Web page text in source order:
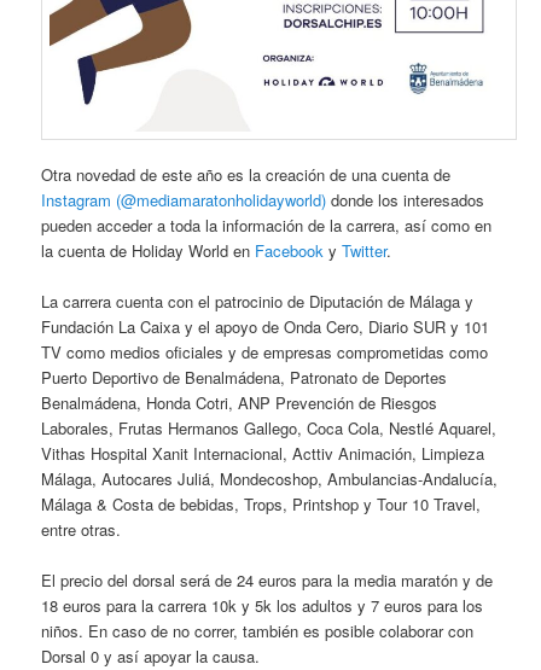
Otra novedad de este año es la creación de una cuenta de
Instagram (@mediamaratonholidayworld) donde los interesados
pueden acceder a toda la información de la carrera, así como en
la cuenta de Holiday World en Facebook yTwitter.
La carrera cuenta con el patrocinio de Diputación de Málaga y
Fundación La Caixa y el apoyo de Onda Cero, Diario SUR y 101
TV como medios oficiales y de empresas comprometidas como
Puerto Deportivo de Benalmádena, Patronato de Deportes
Benalmádena, Honda Cotri, ANP Prevención de Riesgos
Laborales, Frutas Hermanos Gallego, Coca Cola, Nestlé Aquarel,
Vithas Hospital Xanit Internacional, Acttiv Animación, Limpieza
Málaga, Autocares Juliá, Mondecoshop, Ambulancias-Andalucía,
Málaga & Costa de bebidas, Trops, Printshop y Tour 10 Travel,
entre otras.
El precio del dorsal será de 24 euros para la media maratón y de
18 euros para la carrera 10k y 5k los adultos y 7 euros para los
niños. En caso de no correr, también es posible colaborar con
Dorsal 0 y así apoyar la causa.